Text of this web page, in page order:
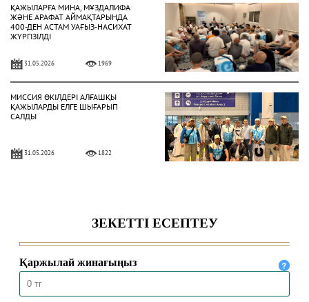
ҚАЖЫЛАРҒА МИНА, МҰЗДАЛИФА
ЖӘНЕ АРАФАТ АЙМАҚТАРЫНДА
400-ДЕН АСТАМ УАҒЫЗ-НАСИХАТ
ЖҮРГІЗІЛДІ
31.05.2026 1969
МИССИЯ ӨКІЛДЕРІ АЛҒАШҚЫ
ҚАЖЫЛАРДЫ ЕЛГЕ ШЫҒАРЫП
САЛДЫ
31.05.2026 1822
30.05.2026 4460
МЕККЕДЕ 1447 ҺИЖРИ ЖЫЛҒЫ
ҚАЖЫЛЫҚ МАУСЫМЫ
ҚОРЫТЫНДЫЛАНДЫ